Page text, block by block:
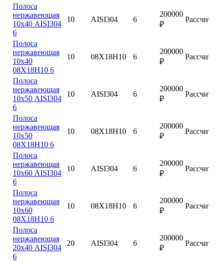
Полоса
нержавеющая
10х40 AISI304
6
10 AISI304 6
200000
₽
Полоса
нержавеющая
10х40
08Х18Н10 6
10 08Х18Н10 6
200000
₽
Полоса
нержавеющая
10х50 AISI304
6
10 AISI304 6
200000
₽
Полоса
нержавеющая
10х50
08Х18Н10 6
10 08Х18Н10 6
200000
₽
Полоса
нержавеющая
10х60 AISI304
6
10 AISI304 6
200000
₽
Полоса
нержавеющая
10х60
08Х18Н10 6
10 08Х18Н10 6
200000
₽
Полоса
нержавеющая
20х40 AISI304
6
20 AISI304 6
200000
₽